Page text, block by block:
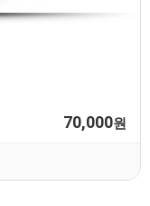
70,000원